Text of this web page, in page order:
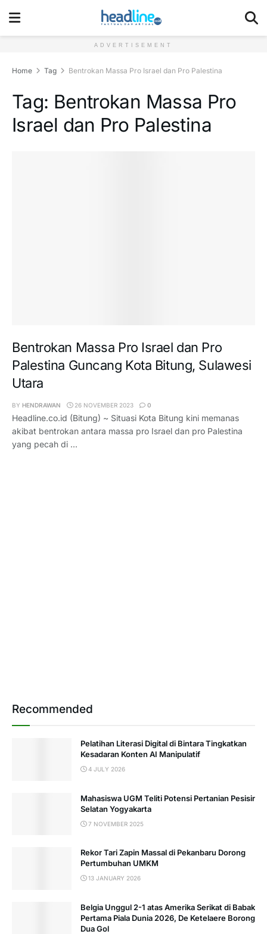
ADVERTISEMENT
Home Tag Bentrokan Massa Pro Israel dan Pro Palestina
Tag: Bentrokan Massa Pro
Israel dan Pro Palestina
Bentrokan Massa Pro Israel dan Pro
Palestina Guncang Kota Bitung, Sulawesi
Utara
BY HENDRAWAN 26 NOVEMBER 2023 0
Headline.co.id (Bitung) ~ Situasi Kota Bitung kini memanas
akibat bentrokan antara massa pro Israel dan pro Palestina
yang pecah di ...
Recommended
Pelatihan Literasi Digital di Bintara Tingkatkan
Kesadaran Konten AI Manipulatif
4 JULY 2026
Mahasiswa UGM Teliti Potensi Pertanian Pesisir
Selatan Yogyakarta
7 NOVEMBER 2025
Rekor Tari Zapin Massal di Pekanbaru Dorong
Pertumbuhan UMKM
13 JANUARY 2026
Belgia Unggul 2-1 atas Amerika Serikat di Babak
Pertama Piala Dunia 2026, De Ketelaere Borong
Dua Gol